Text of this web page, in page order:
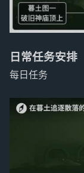
日常任务安排
每日任务